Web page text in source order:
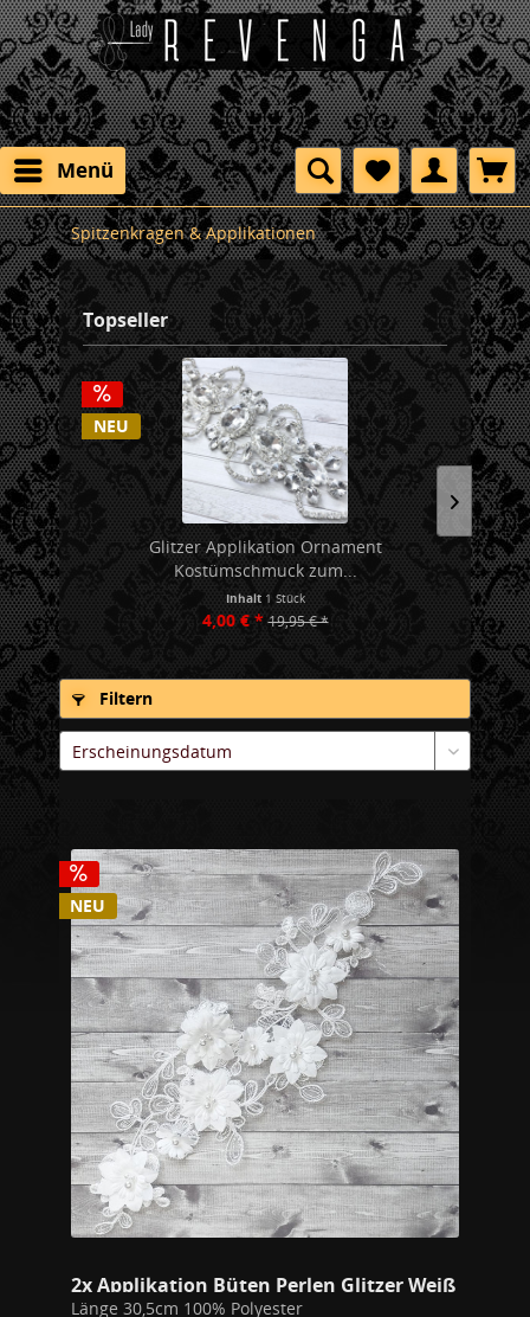
Menü
Spitzenkragen & Applikationen
Topseller
NEU
Glitzer Applikation Ornament
Kostümschmuck zum...
Inhalt 1 Stück
4,00 € * 19,95 € *
Filtern
NEU
2x Applikation Büten Perlen Glitzer Weiß
Länge 30,5cm 100% Polyester